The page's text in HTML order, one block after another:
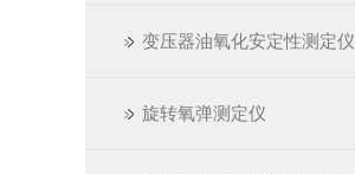
变压器油氧化安定性测定仪
旋转氧弹测定仪